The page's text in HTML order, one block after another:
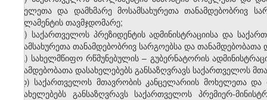
მოხელეთა და დამხმარე მოსამსახურეთა თანამდებობრივ
პარლამენტის თავმჯდომარე;
ბ) საქართველოს პრეზიდენტის ადმინისტრაციისა და
მოსამსახურეთა თანამდებობრივ სარგოებსა და
გ) სახელმწიფო რწმუნებულის – გუბერნატორის
თანამდებობათა დასახელებებს განსაზღვრავს საქართველოს
დ) საქართველოს მთავრობის კანცელარიის მოხელეთა და
დასახელებებს განსაზღვრავს საქართველოს პრემიერ-